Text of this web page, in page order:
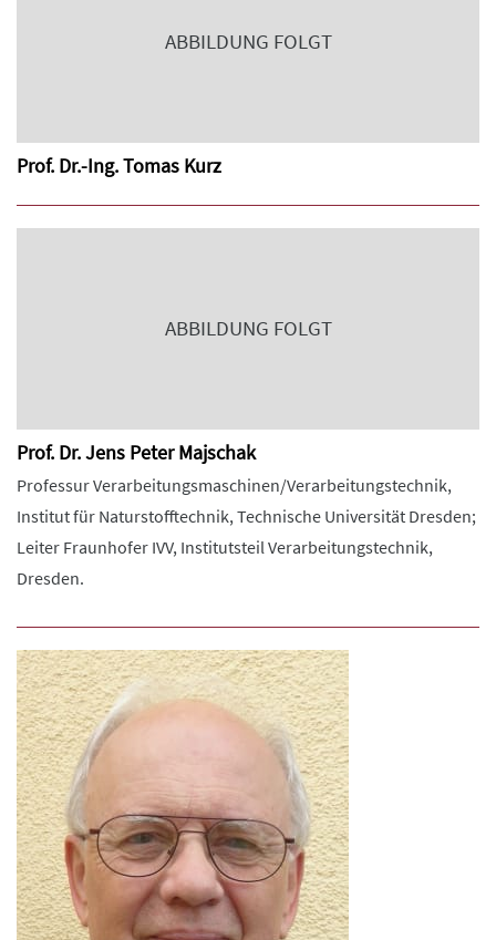
ABBILDUNG FOLGT
Prof. Dr.-Ing. Tomas Kurz
ABBILDUNG FOLGT
Prof. Dr. Jens Peter Majschak
Professur Verarbeitungsmaschinen/Verarbeitungstechnik,
Institut für Naturstofftechnik, Technische Universität Dresden;
Leiter Fraunhofer IVV, Institutsteil Verarbeitungstechnik,
Dresden.